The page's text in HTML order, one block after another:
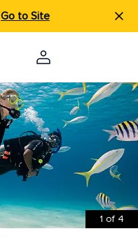
Go to Site
1 of 4